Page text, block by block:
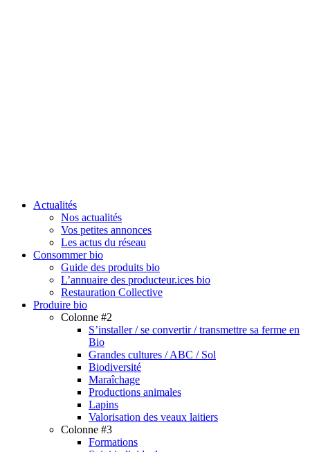
search
Menu
Actualités
Nos actualités
Vos petites annonces
Les actus du réseau
Consommer bio
Guide des produits bio
L’annuaire des producteur.ices bio
Restauration Collective
Produire bio
Colonne #2
S’installer / se convertir / transmettre sa ferme en
Bio
Grandes cultures / ABC / Sol
Biodiversité
Maraîchage
Productions animales
Lapins
Valorisation des veaux laitiers
Colonne #3
Formations